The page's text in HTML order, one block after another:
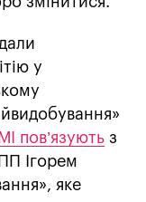
у
пов’язують з
Ігорем
яке